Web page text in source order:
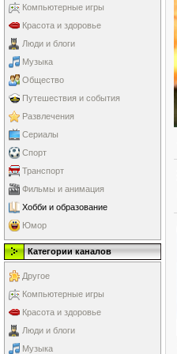
Компьютерные игры
Красота и здоровье
Люди и блоги
Музыка
Общество
Путешествия и события
Развлечения
Сериалы
Спорт
Транспорт
Фильмы и анимация
Хобби и образование
Юмор
Категории каналов
Другое
Компьютерные игры
Красота и здоровье
Люди и блоги
Музыка